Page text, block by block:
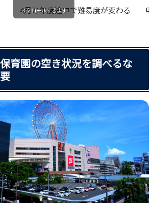
4月と年度途中で難易度が変わる 申
スクロールできます
育園の空き状況を調べるな